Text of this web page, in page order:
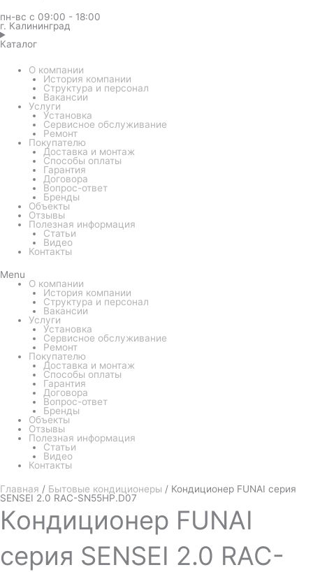
пн-вс с 09:00 - 18:00
г. Калининград
Каталог
О компании
История компании
Структура и персонал
Вакансии
Услуги
Установка
Сервисное обслуживание
Ремонт
Покупателю
Доставка и монтаж
Способы оплаты
Гарантия
Договора
Вопрос-ответ
Бренды
Объекты
Отзывы
Полезная информация
Статьи
Видео
Контакты
Menu
О компании
История компании
Структура и персонал
Вакансии
Услуги
Установка
Сервисное обслуживание
Ремонт
Покупателю
Доставка и монтаж
Способы оплаты
Гарантия
Договора
Вопрос-ответ
Бренды
Объекты
Отзывы
Полезная информация
Статьи
Видео
Контакты
Главная / Бытовые кондиционеры / Кондиционер FUNAI серия
SENSEI 2.0 RAC-SN55HP.D07
Кондиционер FUNAI
серия SENSEI 2.0 RAC-